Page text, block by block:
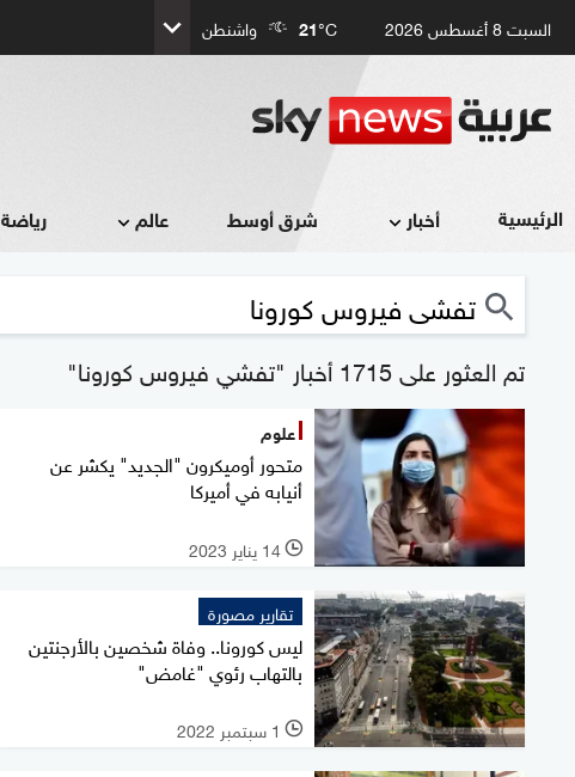
السبت 8 أغسطس 2026 21°C واشنطن
الرئيسية أخبار شرق أوسط عالم رياضة
تم العثور على 1715 أخبار "تفشي فيروس كورونا"
علوم
متحور أوميكرون "الجديد" يكشر عن
أنيابه في أميركا
l 14 يناير 2023
تقارير مصورة
ليس كورونا.. وفاة شخصين بالأرجنتين
بالتهاب رئوي "غامض"
l 1 سبتمبر 2022